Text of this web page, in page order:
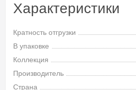
Характеристики
Кратность отгрузки
В упаковке
Коллекция
Производитель
Страна